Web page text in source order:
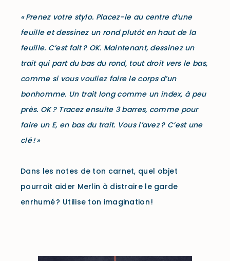
« Prenez votre stylo. Placez-le au centre d’une
feuille et dessinez un rond plutôt en haut de la
feuille. C’est fait ? OK. Maintenant, dessinez un
trait qui part du bas du rond, tout droit vers le bas,
comme si vous vouliez faire le corps d’un
bonhomme. Un trait long comme un index, à peu
près. OK ? Tracez ensuite 3 barres, comme pour
faire un E, en bas du trait. Vous l’avez ? C’est une
clé ! »
Dans les notes de ton carnet, quel objet
pourrait aider Merlin à distraire le garde
enrhumé ? Utilise ton imagination !